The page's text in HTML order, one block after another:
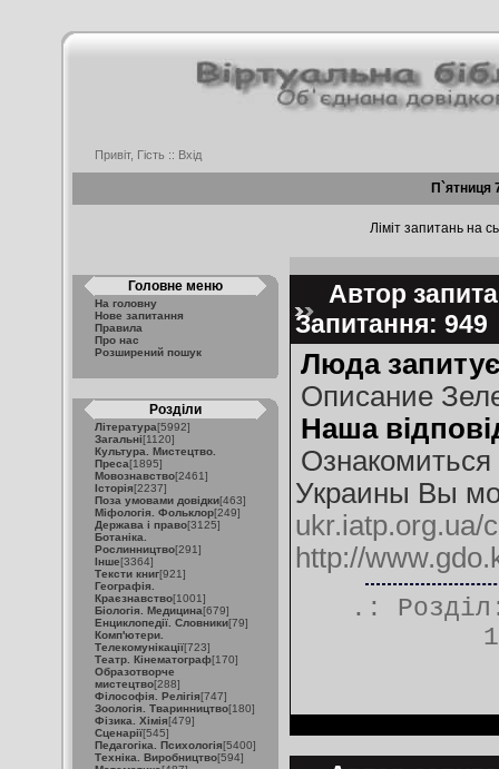
Привіт, Гість :: Вхід
П`ятниця
Ліміт запитань на
Головне меню
На головну
Нове запитання
Правила
Про нас
Розширений пошук
Розділи
Література[5992]
Загальні[1120]
Культура. Мистецтво.
Преса[1895]
Мовознавство[2461]
Історія[2237]
Поза умовами довідки[463]
Міфологія. Фольклор[249]
Держава і право[3125]
Ботаніка.
Рослинництво[291]
Інше[3364]
Тексти книг[921]
Географія.
Краєзнавство[1001]
Біологія. Медицина[679]
Енциклопедії. Словники[79]
Комп'ютери.
Телекомунікації[723]
Театр. Кінематограф[170]
Образотворче
мистецтво[288]
Філософія. Релігія[747]
Зоологія. Тваринництво[180]
Фізика. Хімія[479]
Сценарії[545]
Педагогіка. Психологія[5400]
Техніка. Виробництво[594]
Автор
Запитання:
Люда
Описание
Наша
Ознакомиться
Украины Вы
ukr.iatp.org.ua/
http://
.: